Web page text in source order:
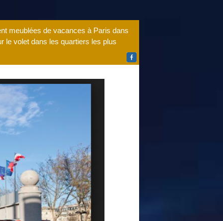
meublées de vacances à Paris dans
le volet dans les quartiers les plus